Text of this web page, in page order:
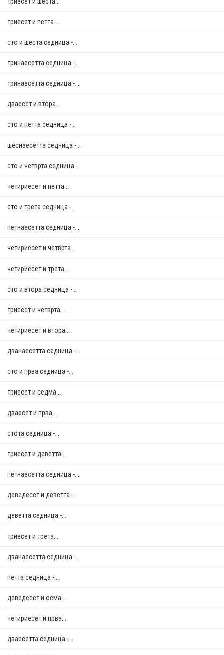
триесет и петта...
сто и шеста седница -...
тринаесетта седница -...
тринаесетта седница -...
дваесет и втора...
сто и петта седница -...
шеснаесетта седница -...
сто и четврта седница...
четириесет и петта...
сто и трета седница -...
петнаесетта седница -...
четириесет и четврта...
четириесет и трета...
сто и втора седница -...
триесет и четврта...
четириесет и втора...
дванаесетта седница -...
сто и прва седница -...
триесет и седма...
дваесет и прва...
стотa седница -...
триесет и деветта...
петнаесетта седница -...
деведесет и деветта...
деветта седница -...
триесет и трета...
дванаесетта седница -...
петта седница -...
деведесет и осма...
четириесет и прва...
дваесетта седница -...